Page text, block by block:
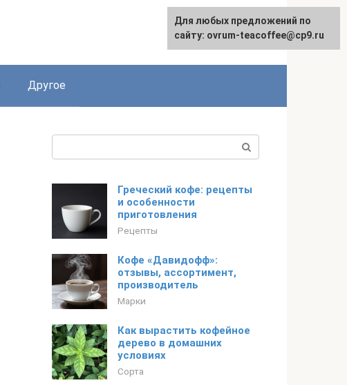
English
Другое
Греческий кофе: рецепты
и особенности
приготовления
Рецепты
Кофе «Давидофф»:
отзывы, ассортимент,
производитель
Марки
Как вырастить кофейное
дерево в домашних
условиях
Сорта
Для любых предложений по
сайту: ovrum-teacoffee@cp9.ru
Для любых предложений по
сайту: ovrum-teacoffee@cp9.ru